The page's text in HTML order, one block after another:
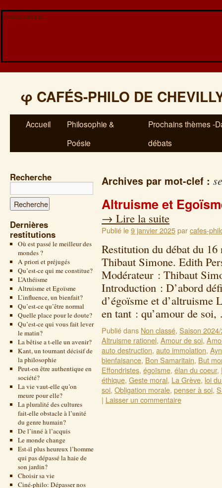
Veuillez patienter...
φ CAFÉS-PHILO DE
Accueil
Philosophie &
Poésie
Prochains thèmes -
débats
Recherche
Dernières
restitutions
Où est passé le meilleur des
mondes ?
A priori et préjugés
Qu’est-ce qui me constitue?
L’Athéisme
Altruisme et Egoïsme
L’influence, un bienfait?
Qu’est-ce qu’être normal
Quelle place pour le doute?
Qu’est-ce qui vous fait lever
le matin?
La bêtise a t-elle un avenir?
Kant, un tournant décisif de
la philosophie
Peut-on être authentique en
société?
La vie vaut-elle qu’on
meure pour elle?
La pluralité des cultures
fait-elle obstacle à l’unité
du genre humain?
De l’inné à l’acquis
Le monde change
Est-il plus heureux l’homme
qui pas dépassé la haie de
son jardin?
Choisir sa vie
Ciné-philo: Dépasser nos
Archives par mot-clef :
Altruisme et
→ Lire la suite
Publié le9 janvier 2025parcafes-
Restitution du débat du
Thibaut Simone. Edith
Modérateur : Thibaut
Introduction : D’abord
d’égoïsme et d’altruisme
en tant : qu’amour de
Publié dans Non classé, Saison
Altruisme rationel, Amour de soi,
auto destruction, auto immolation,
bienfaisance, Bon Samaritain, But
Effondristes, égoïsme, élan du coeur,
éthique, Geste moral, La Grève, loi
soi, Obligation morale, penser à soi,
| Laisser un commentaire